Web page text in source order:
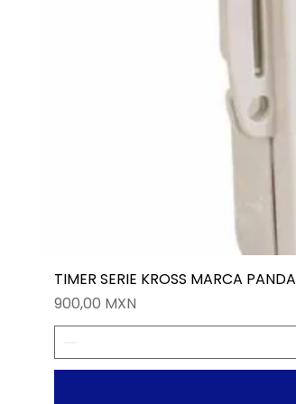
TIMER SERIE KROSS MARCA PANDA
Precio
900,00 MXN